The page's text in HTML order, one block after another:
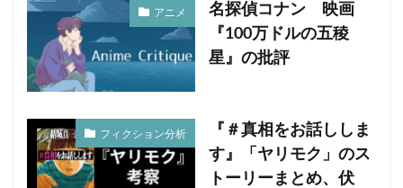
アニメ
名探偵コナン 映画
『100万ドルの五稜
星』の批評
フィクション分析
『＃真相をお話ししま
す』「ヤリモク」のス
トーリーまとめ、伏